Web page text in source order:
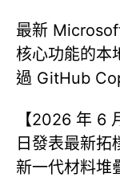
最新
核心功能的本
過 GitHub
【2026 年 6
日發表最新
新一代材料堆